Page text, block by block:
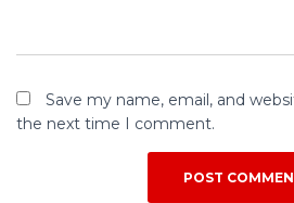
Save my name, email, and
the next time I comment.